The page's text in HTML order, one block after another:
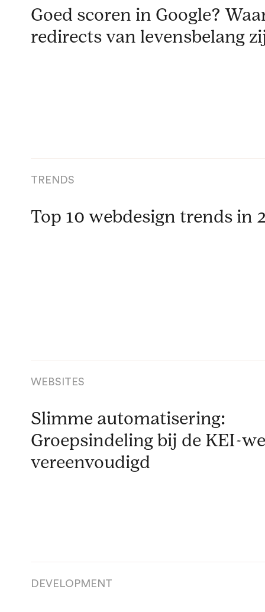
Goed scoren in Google?
redirects van levensbelang
TRENDS
Top 10 webdesign trends in
WEBSITES
Slimme automatisering:
Groepsindeling bij de KEI-
vereenvoudigd
DEVELOPMENT